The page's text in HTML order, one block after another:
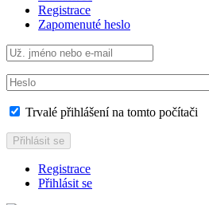
Registrace
Zapomenuté heslo
Trvalé přihlášení na tomto počítači
Přihlásit se
Registrace
Přihlásit se